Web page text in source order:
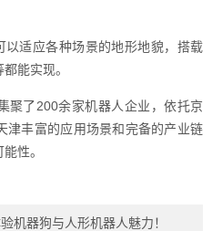
以适应各种场景的地形地貌，搭载
能实现。
聚了200余家机器人企业，依托京
津丰富的应用场景和完备的产业链
性。
机器狗与人形机器人魅力！